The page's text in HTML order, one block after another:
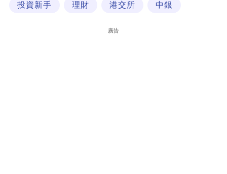
投資新手 理財 港交所 中銀
廣告